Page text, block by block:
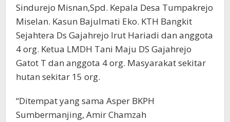
Sindurejo Misnan,Spd. Kepala Desa Tumpakrejo
Miselan. Kasun Bajulmati Eko. KTH Bangkit
Sejahtera Ds Gajahrejo Irut Hariadi dan anggota
4 org. Ketua LMDH Tani Maju DS Gajahrejo
Gatot T dan anggota 4 org. Masyarakat sekitar
hutan sekitar 15 org.
“Ditempat yang sama Asper BKPH
Sumbermanjing, Amir Chamzah